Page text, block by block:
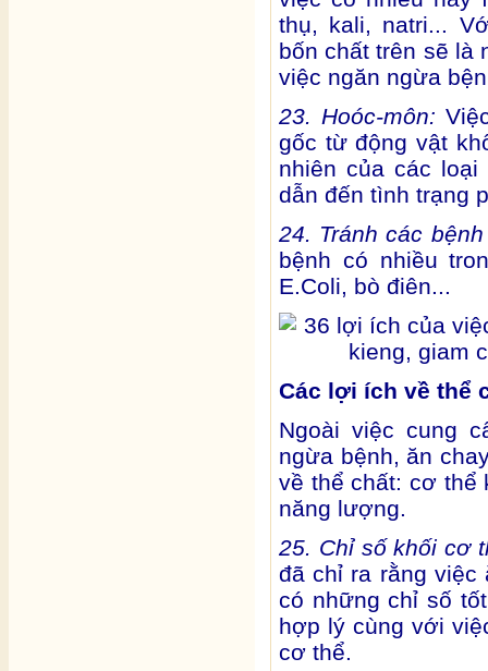
thụ, kali, natri...
bốn chất trên sẽ là
việc ngăn ngừa
23. Hoóc-môn:
gốc từ động vật
nhiên của các
dẫn đến tình trạng
24. Tránh các
bệnh có nhiều
E.Coli, bò điên...
Các lợi ích về thể
Ngoài việc cung
ngừa bệnh, ăn
về thể chất: cơ thể
năng lượng.
25. Chỉ số khối cơ
đã chỉ ra rằng việc
có những chỉ số
hợp lý cùng với
cơ thể.